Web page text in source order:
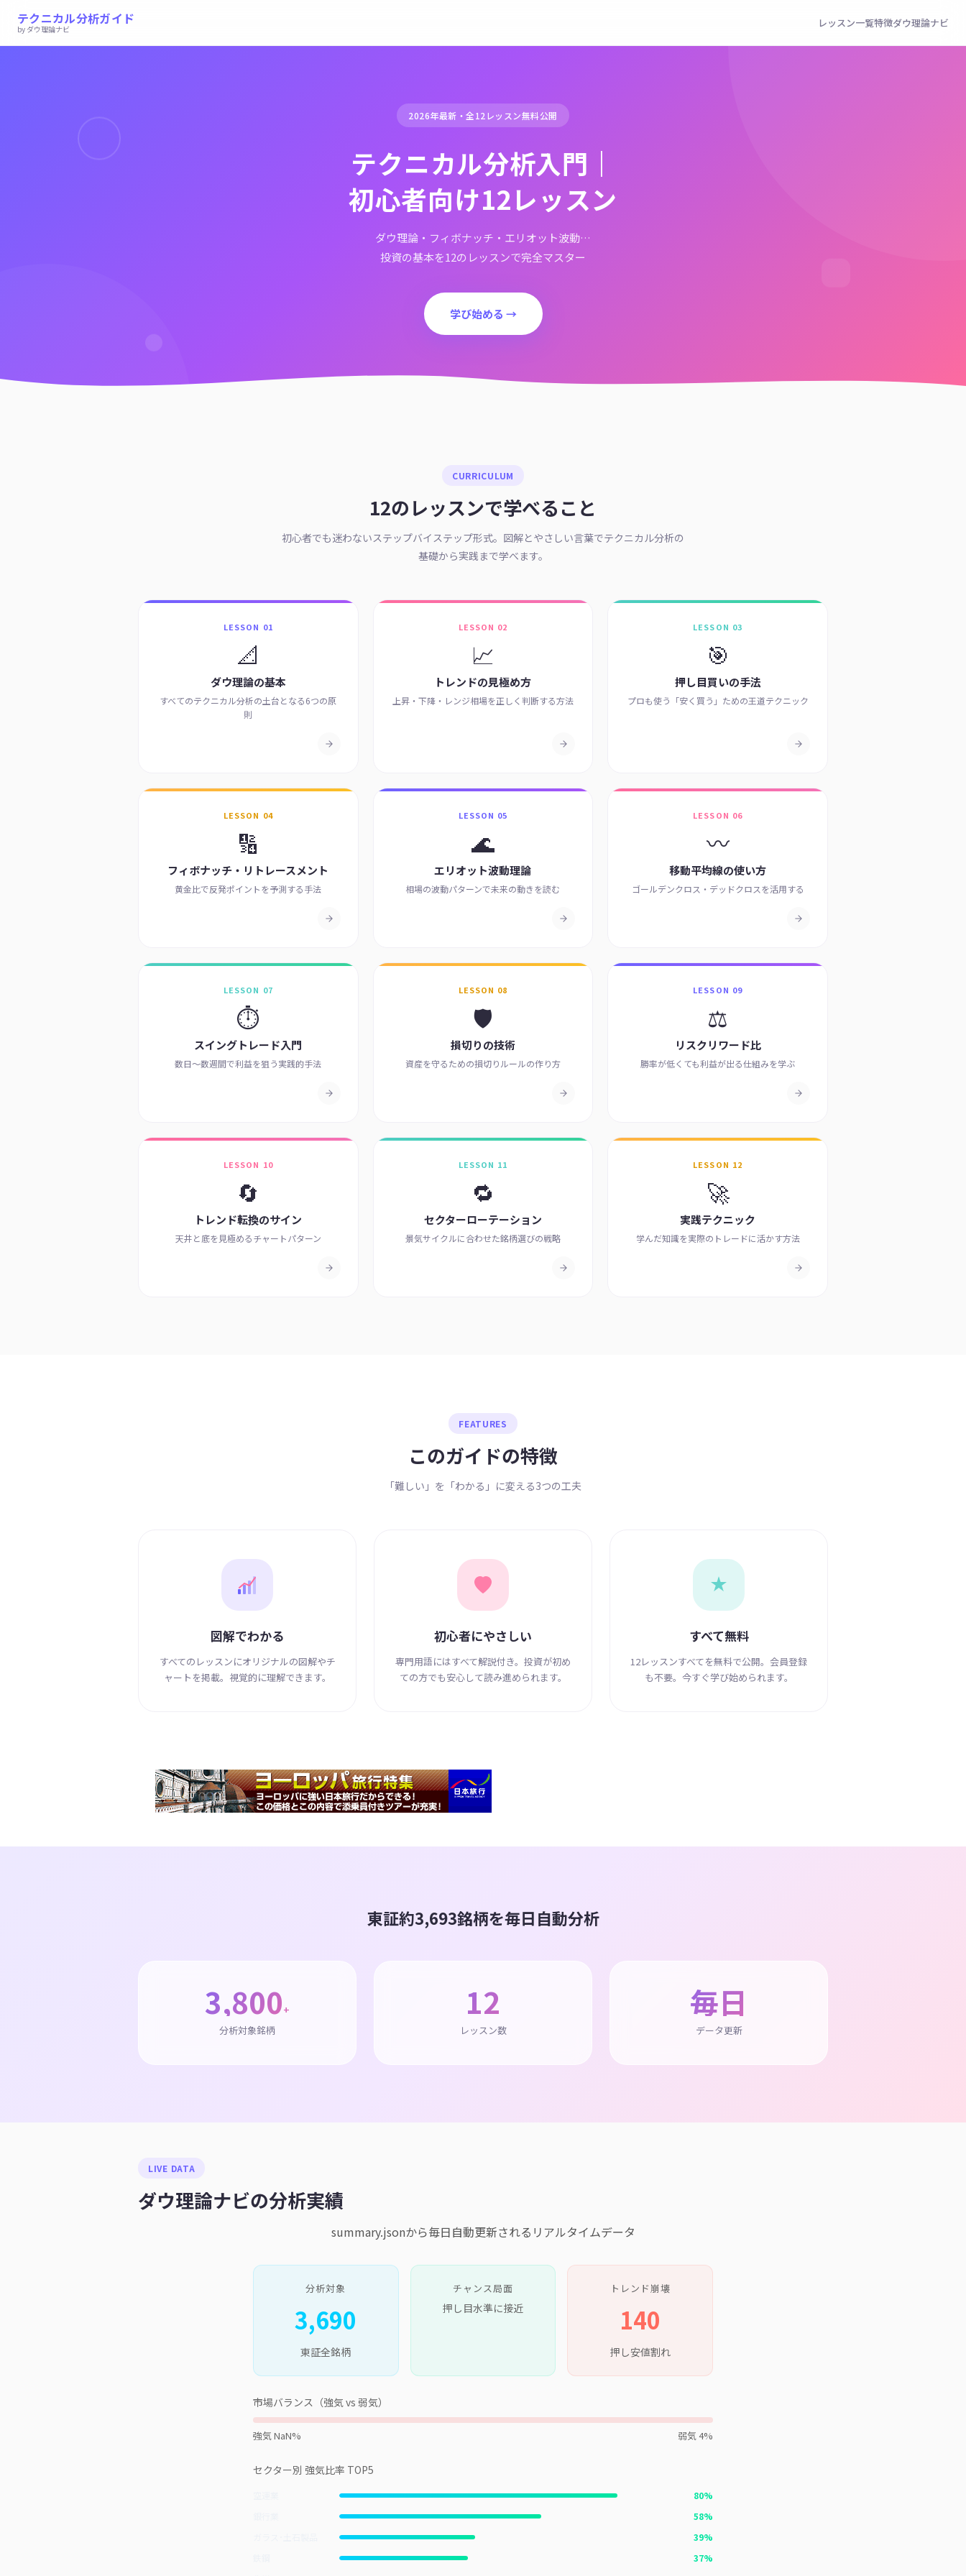
テクニカル分析ガイド
by ダウ理論ナビ レッスン一覧特徴ダウ理論ナビ
2026年最新・全12レッスン無料公開
テクニカル分析入門｜
初心者向け12レッスン
ダウ理論・フィボナッチ・エリオット波動…
投資の基本を12のレッスンで完全マスター
学び始める →
CURRICULUM
12のレッスンで学べること
初心者でも迷わないステップバイステップ形式。図解とやさしい言葉でテクニカル分析の
基礎から実践まで学べます。
LESSON 01
📐
ダウ理論の基本
すべてのテクニカル分析の土台となる6つの原
則
LESSON 02
📈
トレンドの見極め方
上昇・下降・レンジ相場を正しく判断する方法
LESSON 03
🎯
押し目買いの手法
プロも使う「安く買う」ための王道テクニック
LESSON 04
🔢
フィボナッチ・リトレースメント
黄金比で反発ポイントを予測する手法
LESSON 05
🌊
エリオット波動理論
相場の波動パターンで未来の動きを読む
LESSON 06
〰️
移動平均線の使い方
ゴールデンクロス・デッドクロスを活用する
LESSON 07
⏱️
スイングトレード入門
数日〜数週間で利益を狙う実践的手法
LESSON 08
🛡️
損切りの技術
資産を守るための損切りルールの作り方
LESSON 09
⚖️
リスクリワード比
勝率が低くても利益が出る仕組みを学ぶ
LESSON 10
🔄
トレンド転換のサイン
天井と底を見極めるチャートパターン
LESSON 11
🔁
セクターローテーション
景気サイクルに合わせた銘柄選びの戦略
LESSON 12
🚀
実践テクニック
学んだ知識を実際のトレードに活かす方法
FEATURES
このガイドの特徴
「難しい」を「わかる」に変える3つの工夫
図解でわかる
すべてのレッスンにオリジナルの図解やチ
ャートを掲載。視覚的に理解できます。
初心者にやさしい
専門用語にはすべて解説付き。投資が初め
ての方でも安心して読み進められます。
すべて無料
12レッスンすべてを無料で公開。会員登録
も不要。今すぐ学び始められます。
東証約3,693銘柄を毎日自動分析
3,800+
分析対象銘柄
12
レッスン数
毎日
データ更新
LIVE DATA
ダウ理論ナビの分析実績
summary.jsonから毎日自動更新されるリアルタイムデータ
分析対象
3,690
東証全銘柄
チャンス局面
押し目水準に接近
トレンド崩壊
140
押し安値割れ
市場バランス（強気 vs 弱気）
強気 NaN% 弱気 4%
セクター別 強気比率 TOP5
80%
58%
39%
37%